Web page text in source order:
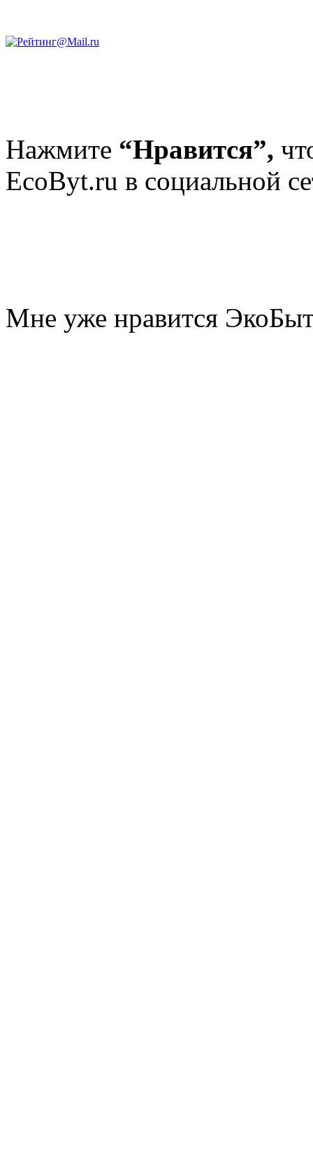
Нажмите “Нравится”,
EcoByt.ru в социальной
Мне уже нравится